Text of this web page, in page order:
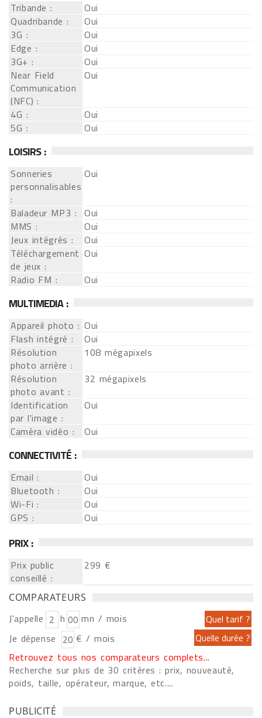
Tribande :
Oui
Quadribande :
Oui
3G :
Oui
Edge :
Oui
3G+ :
Oui
Near Field
Communication
(NFC) :
Oui
4G :
Oui
5G :
Oui
LOISIRS :
Sonneries
personnalisables
:
Oui
Baladeur MP3 : Oui
MMS :
Oui
Jeux intégrés :
Oui
Téléchargement
de jeux :
Oui
Radio FM :
Oui
MULTIMEDIA :
Appareil photo : Oui
Flash intégré :
Oui
Résolution
photo arrière :
108 mégapixels
Résolution
photo avant :
32 mégapixels
Identification
par l'image :
Oui
Caméra vidéo :
Oui
CONNECTIVITÉ :
Email :
Oui
Bluetooth :
Oui
Wi-Fi :
Oui
GPS :
Oui
PRIX :
Prix public
conseillé :
299 €
COMPARATEURS
J'appelle h
mn / mois
Je dépense
€ / mois
Retrouvez tous nos comparateurs complets...
Recherche sur plus de 30 critères : prix, nouveauté,
poids, taille, opérateur, marque, etc....
PUBLICITÉ